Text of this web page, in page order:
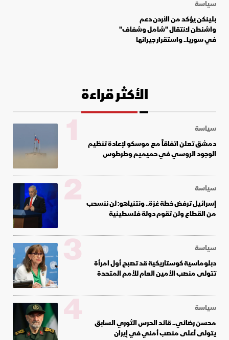
سياسة
بلينكن يؤكد من الأردن دعم
واشنطن لانتقال "شامل وشفاف"
في سوريا.. واستقرار جيرانها
الأكثر قراءة
سياسة
دمشق تعلن اتفاقاً مع موسكو لإعادة تنظيم
الوجود الروسي في حميميم وطرطوس
1
سياسة
إسرائيل ترفض خطة غزة.. ونتنياهو: لن ننسحب
من القطاع ولن تقوم دولة فلسطينية
2
سياسة
دبلوماسية كوستاريكية قد تصبح أول امرأة
تتولى منصب الأمين العام للأمم المتحدة
3
سياسة
محسن رضائي.. قائد الحرس الثوري السابق
يتولى أعلى منصب أمني في إيران
4